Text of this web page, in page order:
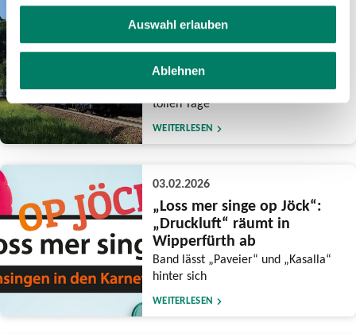
Auswahl erlauben
Ablehnen
10.02.2026
Mit dem Zug zum Karneval
nach Kölle
Zusätzliche Züge, mehr Sitzplätze
und ein praktisches Ticket für die
tollen Tage
WEITERLESEN
03.02.2026
„Loss mer singe op Jöck“:
„Druckluft“ räumt in
Wipperfürth ab
Band lässt „Paveier“ und „Kasalla“
hinter sich
WEITERLESEN